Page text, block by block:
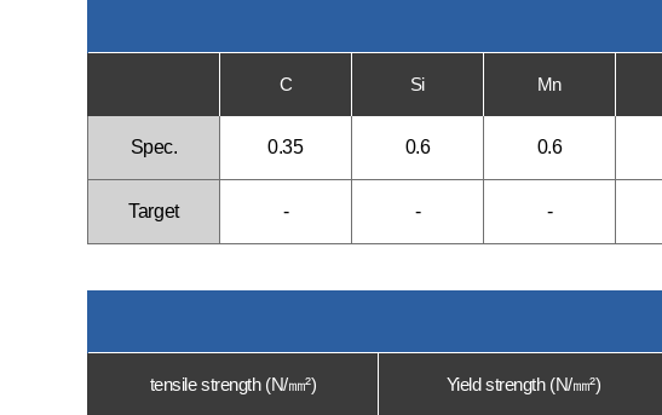
C Si Mn
Spec. 0.35 0.6 0.6
Target - - -
tensile strength (N/㎜²) Yield strength (N/㎜²)